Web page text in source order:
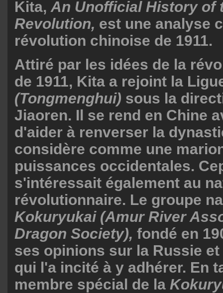
Kita, An Unofficial History of
Revolution, est une analyse
révolution chinoise de 1911.
Attiré par les idées de la
de 1911, Kita a rejoint la
(Tongmenghui) sous la
Jiaoren. Il se rend en Chine
d'aider à renverser la
considère comme une
puissances occidentales.
s'intéressait également au
révolutionnaire. Le groupe
Kokuryukai (Amur River
Dragon Society), fondé en
ses opinions sur la Russie et
qui l'a incité à y adhérer. En
membre spécial de la